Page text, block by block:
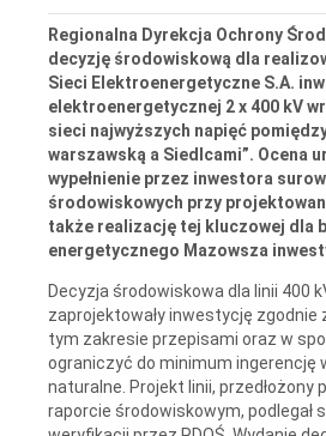
Regionalna Dyrekcja Ochrony
decyzję środowiskową dla
Sieci Elektroenergetyczne S.A.
elektroenergetycznej 2 x 400 kV
sieci najwyższych napięć
warszawską a Siedlcami”. Ocena
wypełnienie przez inwestora
środowiskowych przy
także realizację tej kluczowej dla
energetycznego Mazowsza
Decyzja środowiskowa dla linii 400
zaprojektowały inwestycję zgodnie
tym zakresie przepisami oraz w
ograniczyć do minimum ingerencję
naturalne. Projekt linii, przedłożony
raporcie środowiskowym, podlegał